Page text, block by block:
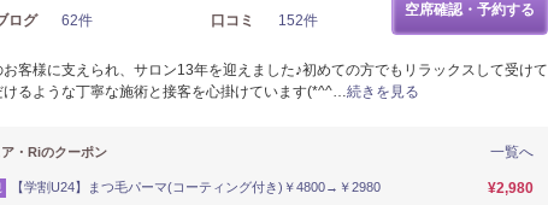
ログ 62件 口コミ 152件
空席確認・予約する
お客様に支えられ、サロン13年を迎えました♪初めての方でもリラックスして受けて
けるような丁寧な施術と接客を心掛けています(*^^…続きを見る
一覧へ
ア・Riのクーポン
【学割U24】まつ毛パーマ(コーティング付き)￥4800→￥2980 ¥2,980